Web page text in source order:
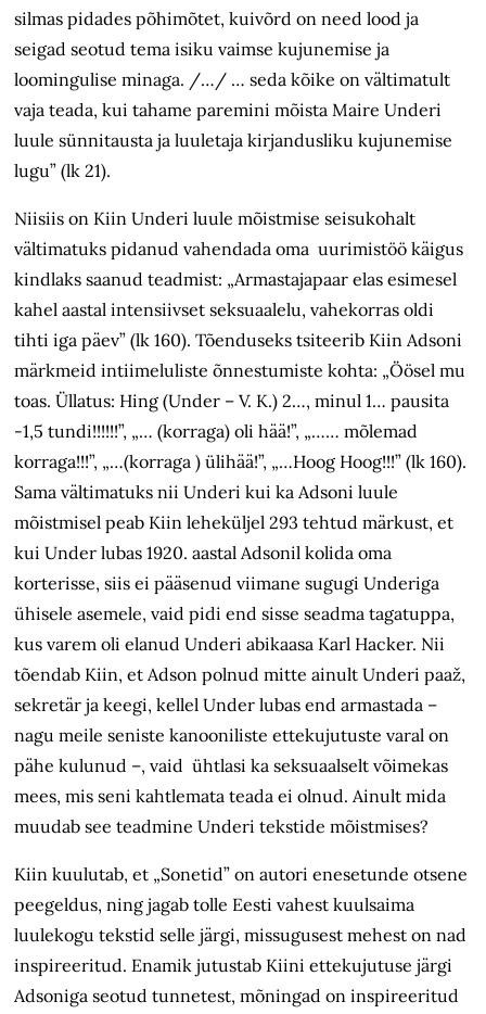
silmas pidades põhimõtet, kuivõrd on need lood ja
seigad seotud tema isiku vaimse kujunemise ja
loomingulise minaga. /…/ … seda kõike on vältimatult
vaja teada, kui tahame paremini mõista Maire Underi
luule sünnitausta ja luuletaja kirjandusliku kujunemise
lugu” (lk 21).
Niisiis on Kiin Underi luule mõistmise seisukohalt
vältimatuks pidanud vahendada oma uurimistöö käigus
kindlaks saanud teadmist: „Armastajapaar elas esimesel
kahel aastal intensiivset seksuaalelu, vahekorras oldi
tihti iga päev” (lk 160). Tõenduseks tsiteerib Kiin Adsoni
märkmeid intiimeluliste õnnestumiste kohta: „Öösel mu
toas. Üllatus: Hing (Under – V. K.) 2…, minul 1… pausita
-1,5 tundi!!!!!!”, „… (korraga) oli hää!”, „…… mõlemad
korraga!!!”, „…(korraga ) ülihää!”, „…Hoog Hoog!!!” (lk 160).
Sama vältimatuks nii Underi kui ka Adsoni luule
mõistmisel peab Kiin leheküljel 293 tehtud märkust, et
kui Under lubas 1920. aastal Adsonil kolida oma
korterisse, siis ei pääsenud viimane sugugi Underiga
ühisele asemele, vaid pidi end sisse seadma tagatuppa,
kus varem oli elanud Underi abikaasa Karl Hacker. Nii
tõendab Kiin, et Adson polnud mitte ainult Underi paaž,
sekretär ja keegi, kellel Under lubas end armastada –
nagu meile seniste kanooniliste ettekujutuste varal on
pähe kulunud –, vaid ühtlasi ka seksuaalselt võimekas
mees, mis seni kahtlemata teada ei olnud. Ainult mida
muudab see teadmine Underi tekstide mõistmises?
Kiin kuulutab, et „Sonetid” on autori enesetunde otsene
peegeldus, ning jagab tolle Eesti vahest kuulsaima
luulekogu tekstid selle järgi, missugusest mehest on nad
inspireeritud. Enamik jutustab Kiini ettekujutuse järgi
Adsoniga seotud tunnetest, mõningad on inspireeritud